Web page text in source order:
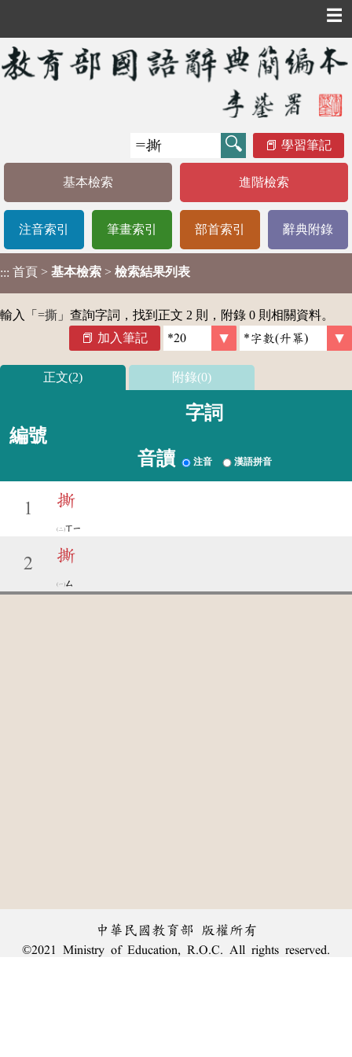
☰
學習筆記
基本檢索 進階檢索
注音索引 筆畫索引 部首索引 辭典附錄
::: 首頁 > 基本檢索 > 檢索結果列表
輸入「 =撕 」查詢字詞，找到正文 2 則，附錄 0 則相關資料。
加入筆記
正文(2) 附錄(0)
編號
字詞
音讀 注音 漢語拼音
1 撕
ㄒㄧ
2 撕
ㄙ
中華民國教育部 版權所有
©2021 Ministry of Education, R.O.C. All rights reserved.